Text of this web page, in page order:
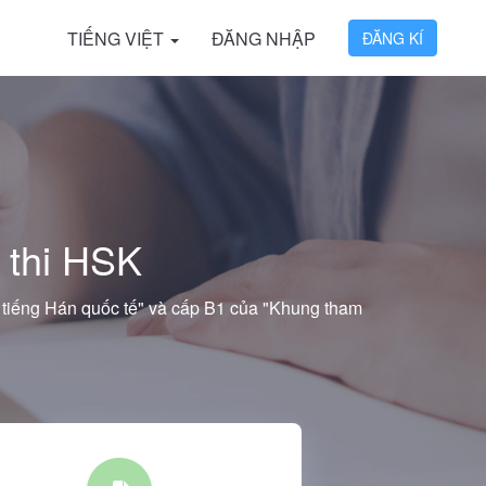
TIẾNG VIỆT ĐĂNG NHẬP ĐĂNG KÍ
HSK
Hán quốc tế" và cấp B1 của "Khung tham